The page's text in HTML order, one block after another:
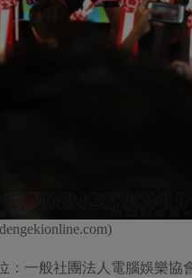
：一般社團法人電腦娛樂